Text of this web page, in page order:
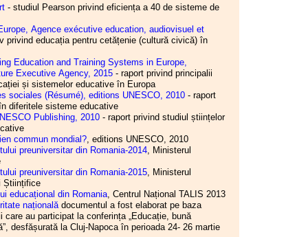
Miting și marș de protest,
Piața Palatul Parlamentului
Consiliul de administrație al
I.S.J. Hunedoara
11.06.2026
I.S.J. Hunedoara
10.06.2026
Consiliul de administrație al
Consiliul de administrație al
I.S.J. Hunedoara
27.05.2026
preuniversitar
Hunedoara
Hunedoara
Hunedoara
Hunedoara
Hunedoara
Hunedoara
Hunedoara
C.A.R. (IFN)
- 2026
S.I.P. Județul
Executiv S.I.P.
Hunedoara
Hunedoara
a CAR (IFN) SIP
Hunedoara
Hunedoara
- studiul Pearson privind eficiența a 40 de sisteme de
Agence exécutive education, audiovisuel et
privind educația pentru cetățenie (cultură civică) în
Education and Training Systems in Europe,
Executive Agency, 2015 - raport privind principalii
și sistemelor educative în Europa
sociales (Résumé), editions UNESCO, 2010 - raport
diferitele sisteme educative
Publishing, 2010 - raport privind studiul științelor
commun mondial? , editions UNESCO, 2010
preuniversitar din Romania-2014 , Ministerul
preuniversitar din Romania-2015 , Ministerul
Științifice
educațional din Romania , Centrul Național TALIS 2013
națională documentul a fost elaborat pe baza
care au participat la conferința „Educație, bună
desfășurată la Cluj-Napoca în perioada 24- 26 martie